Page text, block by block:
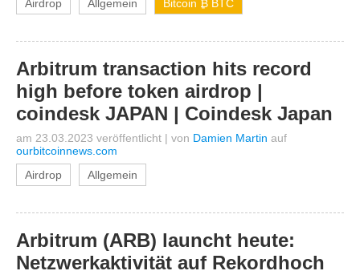
Airdrop
Allgemein Bitcoin ₿ BTC
Arbitrum transaction hits record
high before token airdrop |
coindesk JAPAN | Coindesk Japan
am 23.03.2023 veröffentlicht | von Damien Martin auf
ourbitcoinnews.com
Airdrop
Allgemein
Arbitrum (ARB) launcht heute:
Netzwerkaktivität auf Rekordhoch